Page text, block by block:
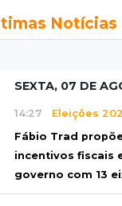
Notícias
SEXTA, 07 DE
14:27 Eleições
Fábio Trad
incentivos fiscais
governo com 13